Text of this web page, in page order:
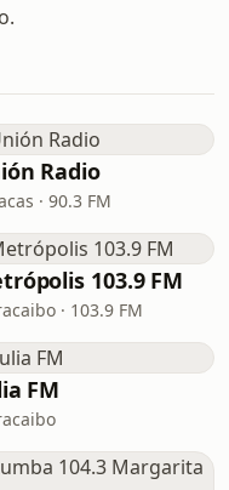
Radio
· 90.3 FM
103.9 FM
· 103.9 FM
FM